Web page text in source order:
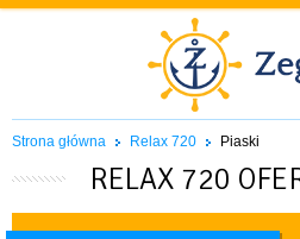
Strona główna Relax 720 Piaski
RELAX 720